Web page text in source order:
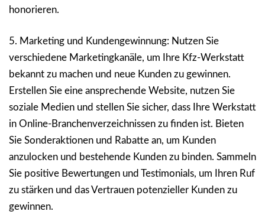
honorieren.
5. Marketing und Kundengewinnung: Nutzen Sie
verschiedene Marketingkanäle, um Ihre Kfz-Werkstatt
bekannt zu machen und neue Kunden zu gewinnen.
Erstellen Sie eine ansprechende Website, nutzen Sie
soziale Medien und stellen Sie sicher, dass Ihre Werkstatt
in Online-Branchenverzeichnissen zu finden ist. Bieten
Sie Sonderaktionen und Rabatte an, um Kunden
anzulocken und bestehende Kunden zu binden. Sammeln
Sie positive Bewertungen und Testimonials, um Ihren Ruf
zu stärken und das Vertrauen potenzieller Kunden zu
gewinnen.